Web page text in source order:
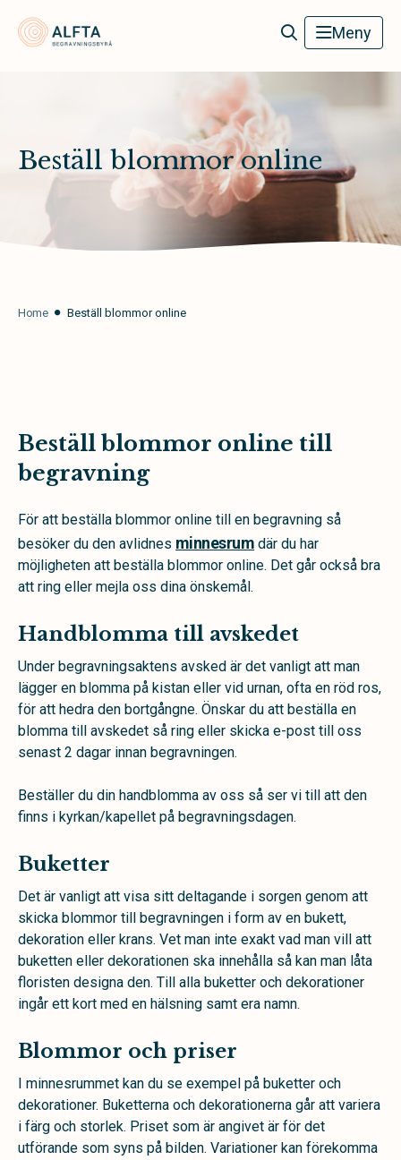
Meny
Beställ blommor online
Home Beställ blommor online
Beställ blommor online till
begravning
För att beställa blommor online till en begravning så
besöker du den avlidnes minnesrum där du har
möjligheten att beställa blommor online. Det går också bra
att ring eller mejla oss dina önskemål.
Handblomma till avskedet
Under begravningsaktens avsked är det vanligt att man
lägger en blomma på kistan eller vid urnan, ofta en röd ros,
för att hedra den bortgångne. Önskar du att beställa en
blomma till avskedet så ring eller skicka e-post till oss
senast 2 dagar innan begravningen.
Beställer du din handblomma av oss så ser vi till att den
finns i kyrkan/kapellet på begravningsdagen.
Buketter
Det är vanligt att visa sitt deltagande i sorgen genom att
skicka blommor till begravningen i form av en bukett,
dekoration eller krans. Vet man inte exakt vad man vill att
buketten eller dekorationen ska innehålla så kan man låta
floristen designa den. Till alla buketter och dekorationer
ingår ett kort med en hälsning samt era namn.
Blommor och priser
I minnesrummet kan du se exempel på buketter och
dekorationer. Buketterna och dekorationerna går att variera
i färg och storlek. Priset som är angivet är för det
utförande som syns på bilden. Variationer kan förekomma